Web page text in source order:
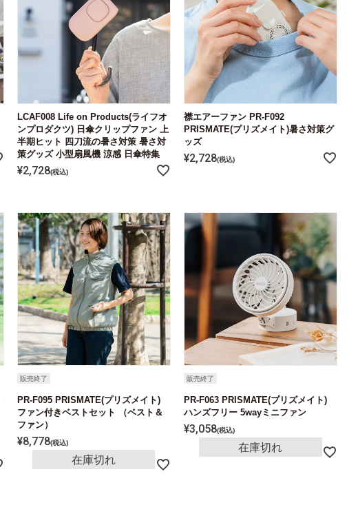
LCAF008 Life on Products(ライフオ
ンプロダクツ) 日傘クリップファン 上
半期ヒット 四刀流の暑さ対策 暑さ対
策グッズ 小型扇風機 涼感 日傘特集
¥2,728 税込
襟エアーファン PR-F092
PRISMATE(プリズメイト)暑さ対策グ
ッズ
¥2,728 税込
販売終了
PR-F095 PRISMATE(プリズメイト)
ファン付きベストセット （ベスト＆
ファン）
¥8,778 税込
在庫切れ
販売終了
PR-F063 PRISMATE(プリズメイト)
ハンズフリー 5wayミニファン
¥3,058 税込
在庫切れ